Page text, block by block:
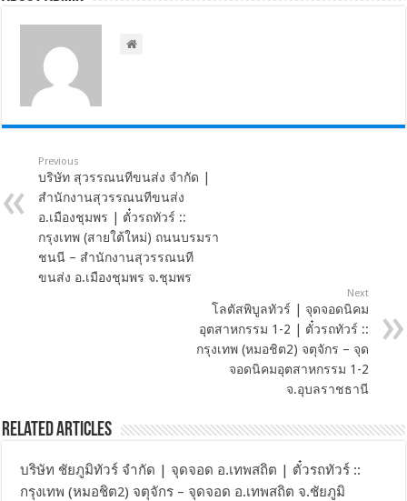
Previous
บริษัท สุวรรณนทีขนส่ง จำกัด |
สำนักงานสุวรรณนทีขนส่ง
อ.เมืองชุมพร | ตั๋วรถทัวร์ ::
กรุงเทพ (สายใต้ใหม่) ถนนบรมรา
ชนนี – สำนักงานสุวรรณนที
ขนส่ง อ.เมืองชุมพร จ.ชุมพร
Next
โลตัสพิบูลทัวร์ | จุดจอดนิคม
อุตสาหกรรม 1-2 | ตั๋วรถทัวร์ ::
กรุงเทพ (หมอชิต2) จตุจักร – จุด
จอดนิคมอุตสาหกรรม 1-2
จ.อุบลราชธานี
Related Articles
บริษัท ชัยภูมิทัวร์ จำกัด | จุดจอด อ.เทพสถิต | ตั๋วรถทัวร์ ::
กรุงเทพ (หมอชิต2) จตุจักร – จุดจอด อ.เทพสถิต จ.ชัยภูมิ